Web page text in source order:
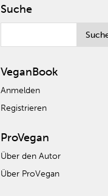
Suche
VeganBook
Anmelden
Registrieren
ProVegan
Über den Autor
Über ProVegan